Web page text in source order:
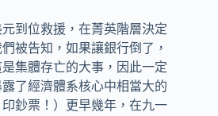
到位救援，在菁英階層決定
被告知，如果讓銀行倒了，
集體存亡的大事，因此一定
了經濟體系核心中相當大的
鈔票！）更早幾年，在九一